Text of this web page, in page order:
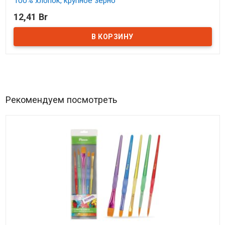
В наличии
12,41 Br
Рекомендуем посмотреть